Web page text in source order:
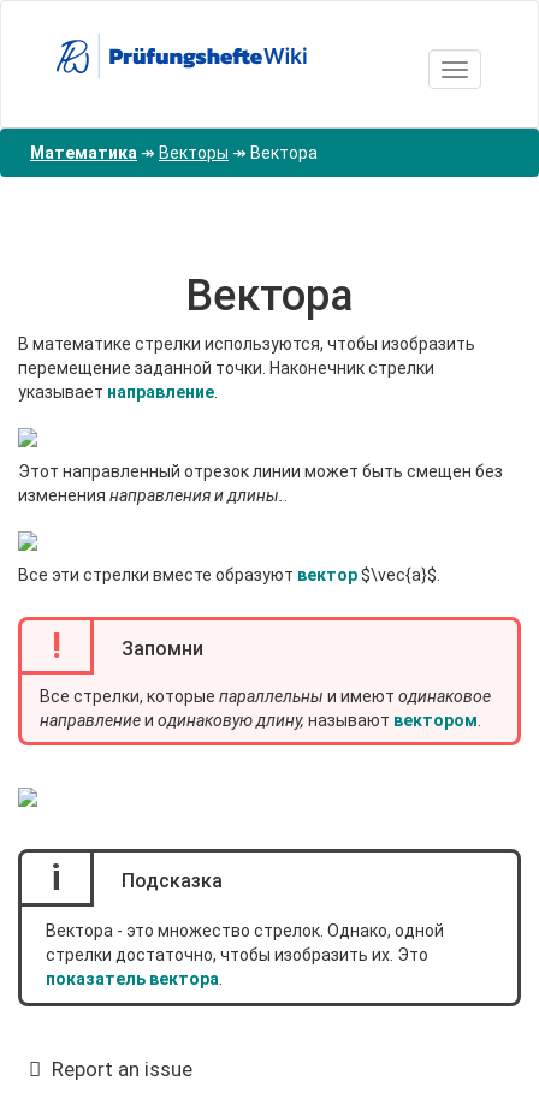
основному
содержанию
Toggle
Математика ↠ Векторы ↠ Вектора
Вектора
В математике стрелки используются, чтобы изобразить
перемещение заданной точки. Наконечник стрелки
указывает направление
Этот направленный отрезок линии может быть смещен без
изменения направления и длины.
Все эти стрелки вместе образуют вектор$\vec{a}$.
! Запомни
Все стрелки, которые параллельны и имеют одинаковое
направлениеи одинаковую длину, называют вектором
i Подсказка
Вектора - это множество стрелок. Однако, одной
стрелки достаточно, чтобы изобразить их. Это
показатель вектора
Report an issue